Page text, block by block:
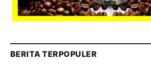
BERITA TERPOPULER